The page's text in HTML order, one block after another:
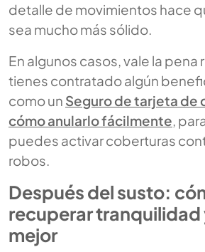
detalle de movimientos hace
sea mucho más sólido.
En algunos casos, vale la pena
tienes contratado algún
como un Seguro de tarjeta de
cómo anularlo fácilmente,
puedes activar coberturas
robos.
Después del susto:
recuperar
mejor